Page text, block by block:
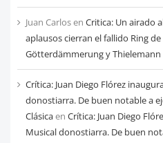
Juan Carlosen Critica: Un airado
aplausos cierran el fallido Ring
Götterdämmerung y Thielemann
Crítica: Juan Diego Flórez
donostiarra. De buen notable a
Clásicaen Crítica: Juan Diego
Musical donostiarra. De buen